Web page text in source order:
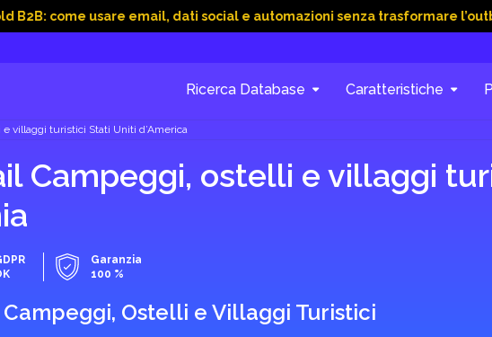
usare email, dati social e automazioni senza trasformare l’outbound in
Ricerca Database Caratteristiche
villaggi turistici Stati Uniti d’America
Campeggi, ostelli e villaggi
Garanzia
100 %
Ostelli e Villaggi Turistici